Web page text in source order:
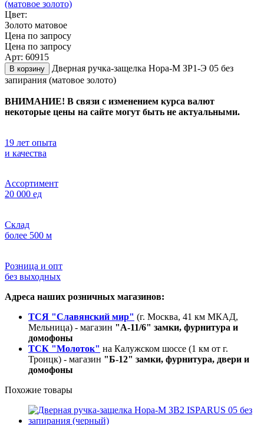
Цвет:
Золото матовое
Цена по запросу
Цена по запросу
Арт: 60915
В корзину
Дверная ручка-защелка Нора-М ЗР1-Э 05 без
запирания (матовое золото)
ВНИМАНИЕ! В связи с изменением курса валют
некоторые цены на сайте могут быть не актуальными.
19 лет опыта
и качества
Ассортимент
20 000 ед
Склад
более 500 м
Розница и опт
без выходных
Адреса наших розничных магазинов:
ТСЯ "Славянский мир" (г. Москва, 41 км МКАД,
Мельница) - магазин "А-11/6" замки, фурнитура и
домофоны
ТСК "Молоток" на Калужском шоссе (1 км от г.
Троицк) - магазин "Б-12" замки, фурнитура, двери и
домофоны
Похожие товары